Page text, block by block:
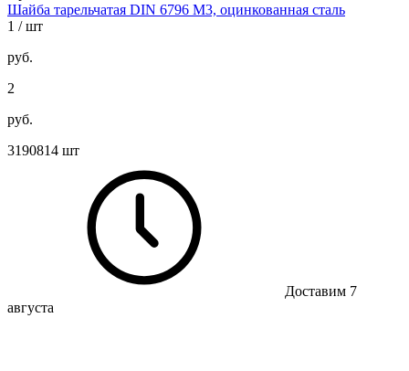
Шайба тарельчатая DIN 6796 М3, оцинкованная сталь
1 / шт
руб.
2
руб.
3190814 шт
Доставим 7
августа